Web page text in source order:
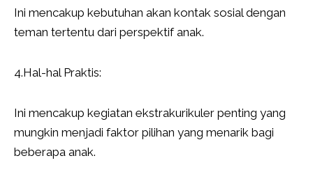
Ini mencakup kebutuhan akan kontak sosial dengan
teman tertentu dari perspektif anak.
4.Hal-hal Praktis:
Ini mencakup kegiatan ekstrakurikuler penting yang
mungkin menjadi faktor pilihan yang menarik bagi
beberapa anak.